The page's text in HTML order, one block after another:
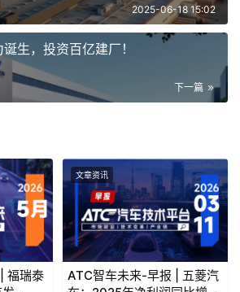
速普及、续航里程不断提升、快充电流
正面临着更严峻的热负荷挑战
一步催化整个
散防护的关键选项；电池壳体结构件
与力学一体化功能。
、直冷混合方案成为趋势，要求在结构
热管理系统设计将与电池BMS更深度
快隔离、强遏制”。
的测试实验室、第三方机构，开始布局
测试平台 ；行业也在呼吁出台更细致
2025-06-18 15:02
生，投资百亿建厂！
下一篇
福瑞泰
文章资讯
ATC智车未来-早报 | 五菱汽